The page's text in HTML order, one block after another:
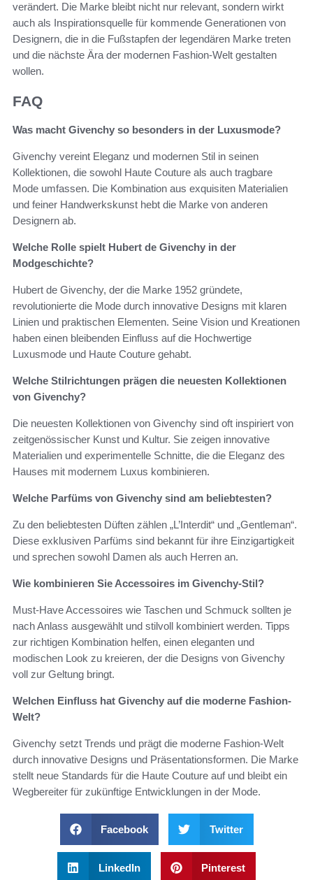
verändert. Die Marke bleibt nicht nur relevant, sondern wirkt
auch als Inspirationsquelle für kommende Generationen von
Designern, die in die Fußstapfen der legendären Marke treten
und die nächste Ära der modernen Fashion-Welt gestalten
wollen.
FAQ
Was macht Givenchy so besonders in der Luxusmode?
Givenchy vereint Eleganz und modernen Stil in seinen
Kollektionen, die sowohl Haute Couture als auch tragbare
Mode umfassen. Die Kombination aus exquisiten Materialien
und feiner Handwerkskunst hebt die Marke von anderen
Designern ab.
Welche Rolle spielt Hubert de Givenchy in der
Modgeschichte?
Hubert de Givenchy, der die Marke 1952 gründete,
revolutionierte die Mode durch innovative Designs mit klaren
Linien und praktischen Elementen. Seine Vision und Kreationen
haben einen bleibenden Einfluss auf die Hochwertige
Luxusmode und Haute Couture gehabt.
Welche Stilrichtungen prägen die neuesten Kollektionen
von Givenchy?
Die neuesten Kollektionen von Givenchy sind oft inspiriert von
zeitgenössischer Kunst und Kultur. Sie zeigen innovative
Materialien und experimentelle Schnitte, die die Eleganz des
Hauses mit modernem Luxus kombinieren.
Welche Parfüms von Givenchy sind am beliebtesten?
Zu den beliebtesten Düften zählen „L’Interdit“ und „Gentleman“.
Diese exklusiven Parfüms sind bekannt für ihre Einzigartigkeit
und sprechen sowohl Damen als auch Herren an.
Wie kombinieren Sie Accessoires im Givenchy-Stil?
Must-Have Accessoires wie Taschen und Schmuck sollten je
nach Anlass ausgewählt und stilvoll kombiniert werden. Tipps
zur richtigen Kombination helfen, einen eleganten und
modischen Look zu kreieren, der die Designs von Givenchy
voll zur Geltung bringt.
Welchen Einfluss hat Givenchy auf die moderne Fashion-
Welt?
Givenchy setzt Trends und prägt die moderne Fashion-Welt
durch innovative Designs und Präsentationsformen. Die Marke
stellt neue Standards für die Haute Couture auf und bleibt ein
Wegbereiter für zukünftige Entwicklungen in der Mode.
Facebook Twitter
LinkedIn Pinterest